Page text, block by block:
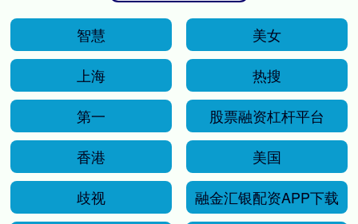
智慧
美女
上海
热搜
第一
股票融资杠杆平台
香港
美国
歧视
融金汇银配资APP下载